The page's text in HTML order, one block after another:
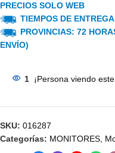
PRECIOS SOLO WEB
TIEMPOS DE
PROVINCIAS: 72
ENVÍO)
1 ¡Persona viendo
SKU: 016287
Categorías: MONITORES,